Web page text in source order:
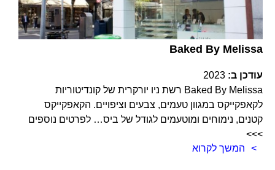
Baked By Melissa
עודכן ב: 2023
Baked By Melissa רשת ניו יורקרית של קונדיטוריות
לקאפקייקס במגוון טעמים, צבעים וציפויים. הקאפקייקס
קטנים, נימוחים ומוטעמים לגודל של ביס… לפרטים נוספים
>>>
המשך לקרוא